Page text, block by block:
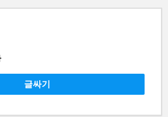
글싸기